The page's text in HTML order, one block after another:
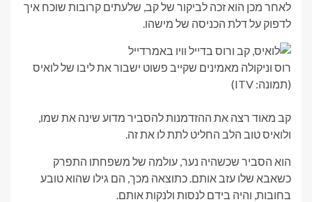
לאחר מכן הוא זכה לביקור של קב, שלעתים קרובות שוכח איך
לדפוק על דלת הכניסה של מישהו.
רוס וניקולה מאמינים שקייב פשוט ישבור את ליבו של לואיס
(תמונה: ITV)
קב מאוד רצה את ההזדמנות להסביר מדוע שינה את שמו,
ולואיס טוב הלב החליט לתת לו את זה.
הוא הסביר שכשהיה נער, עולמה של משפחתו התפרק
כשאבא שלו עזב אותם. כתוצאה מכך, הם גילו שהוא טובע
בחובות, והיה בידם לנסות ולנקות אותם.